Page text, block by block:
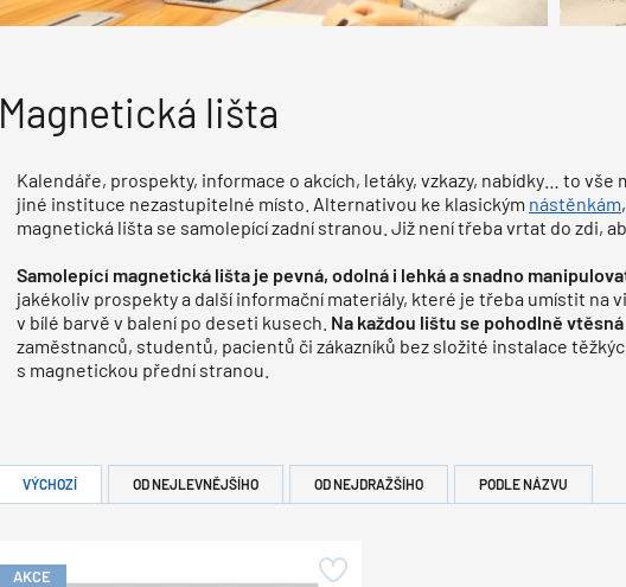
Magnetická lišta
Kalendáře, prospekty, informace o akcích, letáky, vzkazy, nabídky… to
jiné instituce nezastupitelné místo. Alternativou ke klasickým nástěnkám
magnetická lišta se samolepící zadní stranou. Již není třeba vrtat do zdi,
Samolepící magnetická lišta je pevná, odolná i lehká a snadno
jakékoliv prospekty a další informační materiály, které je třeba umístit na
v bílé barvě v balení po deseti kusech. Na každou lištu se pohodlně
zaměstnanců, studentů, pacientů či zákazníků bez složité instalace
s magnetickou přední stranou.
VÝCHOZÍ OD NEJLEVNĚJŠÍHO OD NEJDRAŽŠÍHO PODLE NÁZVU
AKCE